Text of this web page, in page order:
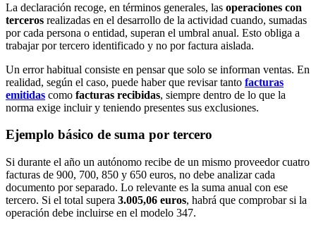
La declaración recoge, en términos generales, las operaciones con
terceros realizadas en el desarrollo de la actividad cuando, sumadas
por cada persona o entidad, superan el umbral anual. Esto obliga a
trabajar por tercero identificado y no por factura aislada.
Un error habitual consiste en pensar que solo se informan ventas. En
realidad, según el caso, puede haber que revisar tanto facturas
emitidas como facturas recibidas, siempre dentro de lo que la
norma exige incluir y teniendo presentes sus exclusiones.
Ejemplo básico de suma por tercero
Si durante el año un autónomo recibe de un mismo proveedor cuatro
facturas de 900, 700, 850 y 650 euros, no debe analizar cada
documento por separado. Lo relevante es la suma anual con ese
tercero. Si el total supera 3.005,06 euros, habrá que comprobar si la
operación debe incluirse en el modelo 347.